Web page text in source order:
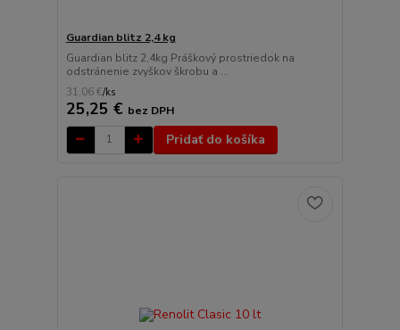
Guardian blitz 2,4 kg
Guardian blitz 2,4kg Práškový prostriedok na
odstránenie zvyškov škrobu a ...
31,06 €/ks
25,25 € bez DPH
Pridať do košíka